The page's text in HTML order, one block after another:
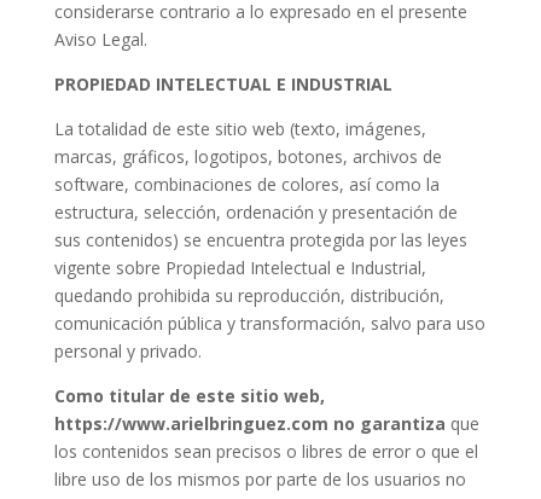
considerarse contrario a lo expresado en el presente
Aviso Legal.
PROPIEDAD INTELECTUAL E INDUSTRIAL
La totalidad de este sitio web (texto, imágenes,
marcas, gráficos, logotipos, botones, archivos de
software, combinaciones de colores, así como la
estructura, selección, ordenación y presentación de
sus contenidos) se encuentra protegida por las leyes
vigente sobre Propiedad Intelectual e Industrial,
quedando prohibida su reproducción, distribución,
comunicación pública y transformación, salvo para uso
personal y privado.
Como titular de este sitio web,
https://www.arielbringuez.com no garantiza que
los contenidos sean precisos o libres de error o que el
libre uso de los mismos por parte de los usuarios no